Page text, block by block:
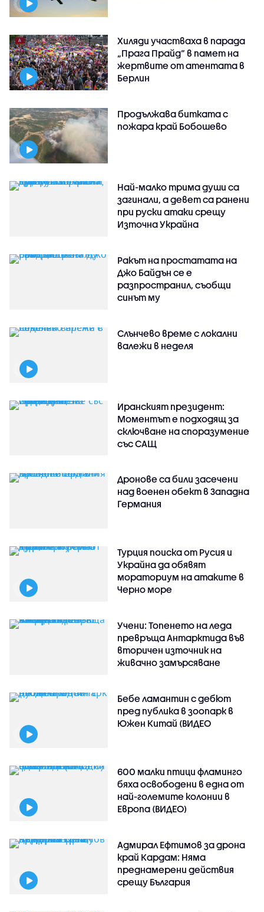
Хиляди участваха в парада
„Прага Прайд“ в памет на
жертвите от атентата в
Берлин
Продължава битката с
пожара край Бобошево
Най-малко трима души са
загинали, а девет са ранени
при руски атаки срещу
Източна Украйна
Ракът на простатата на
Джо Байдън се е
разпространил, съобщи
синът му
Слънчево време с локални
валежи в неделя
Иранският президент:
Моментът е подходящ за
сключване на споразумение
със САЩ
Дронове са били засечени
над военен обект в Западна
Германия
Турция поиска от Русия и
Украйна да обявят
мораториум на атаките в
Черно море
Учени: Топенето на леда
превръща Антарктида във
вторичен източник на
живачно замърсяване
Бебе ламантин с дебют
пред публика в зоопарк в
Южен Китай (ВИДЕО
600 малки птици фламинго
бяха освободени в една от
най-големите колонии в
Европа (ВИДЕО)
Адмирал Ефтимов за дрона
край Кардам: Няма
преднамерени действия
срещу България